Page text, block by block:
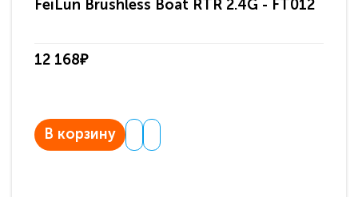
FeiLun Brushless Boat RTR 2.4G - FT012
12 168₽
В корзину